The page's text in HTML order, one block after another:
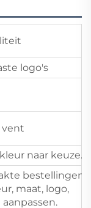
logo's
vent
naar keuze.
bestellingen
maat, logo,